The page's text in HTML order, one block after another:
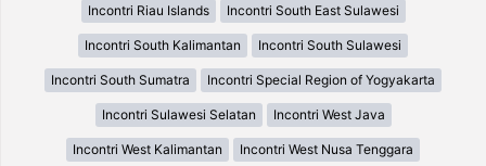
Incontri Riau Islands Incontri South East Sulawesi
Incontri South Kalimantan Incontri South Sulawesi
Incontri South Sumatra Incontri Special Region of Yogyakarta
Incontri Sulawesi Selatan Incontri West Java
Incontri West Kalimantan Incontri West Nusa Tenggara